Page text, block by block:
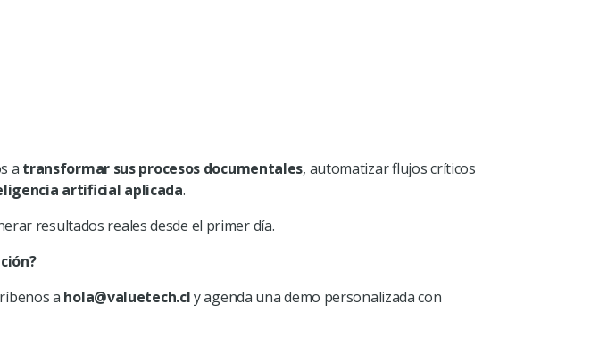
a transformar sus procesos documentales, automatizar flujos críticos
artificial aplicada.
resultados reales desde el primer día.
a hola@valuetech.cly agenda una demo personalizada con